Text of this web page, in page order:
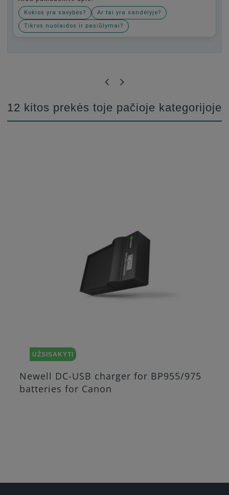
Kokios yra savybės?
Ar tai yra sandėlyje?
Tikros nuolaidos ir pasiūlymai?
12 kitos prekės toje pačioje kategorijoje
UŽSISAKYTI
Newell DC-USB charger for BP955/975
batteries for Canon